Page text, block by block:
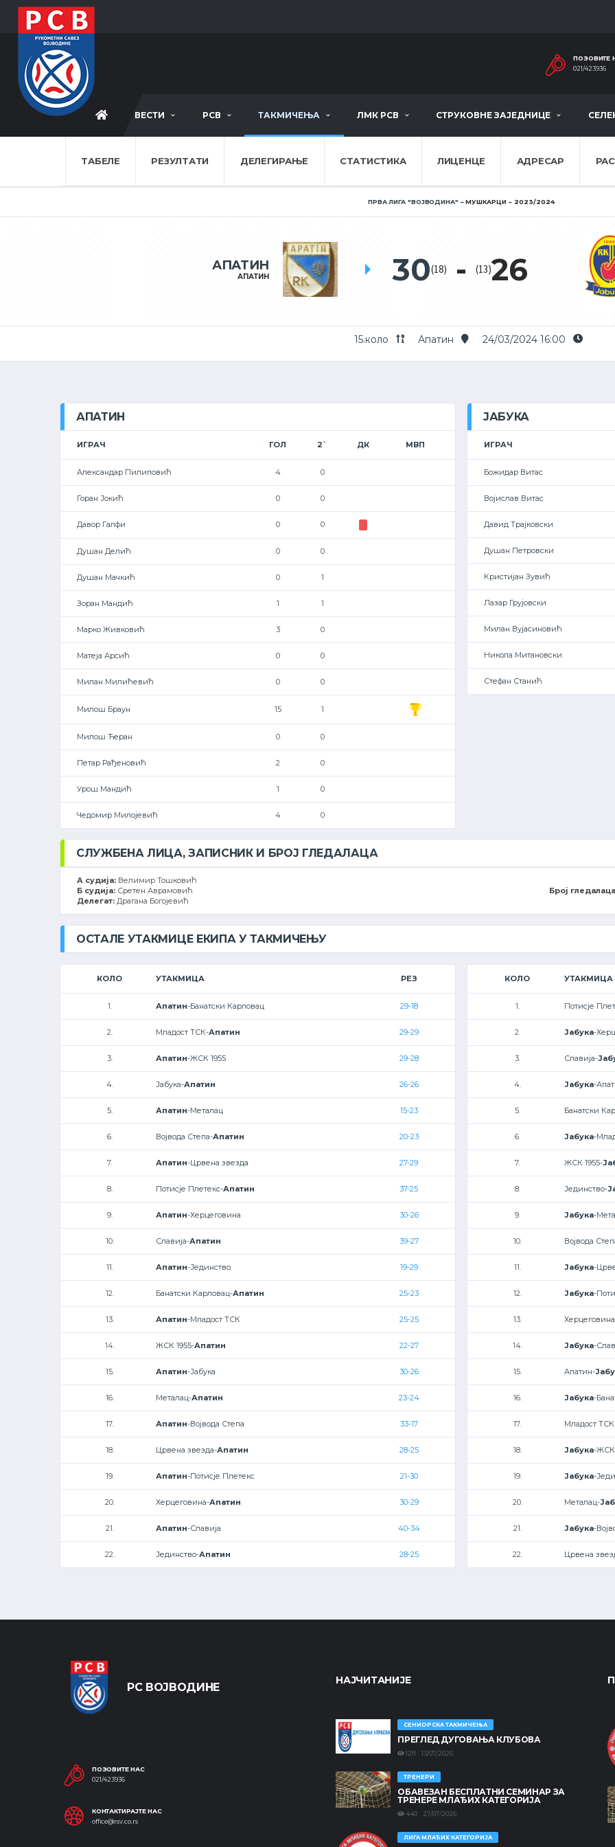
ПОЗОВИТЕ
021/423936
ВЕСТИ РСВ ТАКМИЧЕЊА ЛМК РСВ СТРУКОВНЕ ЗАЈЕДНИЦЕ
ТАБЕЛЕ РЕЗУЛТАТИ ДЕЛЕГИРАЊЕ СТАТИСТИКА ЛИЦЕНЦЕ АДРЕСАР
ПРВА ЛИГА ''ВОЈВОДИНА'' МУШКАРЦИ 2023/2024
АПАТИН
АПАТИН 30(18) (13)26
15.коло Апатин 24/03/2024 16:00
АПАТИН
ИГРАЧ ГОЛ 2` ДК МВП
Александар Пилиповић 4 0
Горан Јокић 0 0
Давор Галфи 0 0
Душан Делић 0 0
Душан Мачкић 0 1
Зоран Мандић 1 1
Марко Живковић 3 0
Матеја Арсић 0 0
Милан Милићевић 0 0
Милош Браун 15 1
Милош Ћеран 0 0
Петар Рађеновић 2 0
Урош Мандић 1 0
Чедомир Милојевић 4 0
ЈАБУКА
ИГРАЧ
Божидар Витас
Војислав Витас
Давид Трајковски
Душан Петровски
Кристијан Зувић
Лазар Грујовски
Милан Вујасиновић
Никола Митановски
Стефан Станић
СЛУЖБЕНА ЛИЦА, ЗАПИСНИК И БРОЈ ГЛЕДАЛАЦА
А судија: Велимир Тошковић
Б судија: Сретен Аврамовић
Делегат: Драгана Богојевић
Број
ОСТАЛЕ УТАКМИЦЕ ЕКИПА У ТАКМИЧЕЊУ
КОЛО УТАКМИЦА РЕЗ
1. Апатин-Банатски Карловац 29-18
2. Младост ТСК-Апатин 29-29
3. Апатин-ЖСК 1955 29-28
4. Јабука-Апатин 26-26
5. Апатин-Металац 15-23
6. Војвода Степа-Апатин 20-23
7. Апатин-Црвена звезда 27-29
8. Потисје Плетекс-Апатин 37-25
9. Апатин-Херцеговина 30-26
10. Славија-Апатин 39-27
11. Апатин-Јединство 19-29
12. Банатски Карловац-Апатин 25-23
13. Апатин-Младост ТСК 25-25
14. ЖСК 1955-Апатин 22-27
15. Апатин-Јабука 30-26
16. Металац-Апатин 23-24
17. Апатин-Војвода Степа 33-17
18. Црвена звезда-Апатин 28-25
19. Апатин-Потисје Плетекс 21-30
20. Херцеговина-Апатин 30-29
21. Апатин-Славија 40-34
22. Јединство-Апатин 28-25
КОЛО УТАКМИЦА
1. Потисје
2. Јабука-
3. Славија-
4. Јабука-
5. Банатски
6. Јабука-
7. ЖСК 1955-
8. Јединство-
9. Јабука-
10. Војвода
11. Јабука-
12. Јабука-
13.
14. Јабука-
15. Апатин-
16. Јабука-
17. Младост
18. Јабука-ЖСК
19. Јабука-
20. Металац-
21. Јабука-
22. Црвена
РС ВОЈВОДИНЕ
ПОЗОВИТЕ НАС
021/423936
КОНТАКТИРАЈТЕ НАС
office@rsv.co.rs
НАЈЧИТАНИЈЕ
СЕНИОРСКА ТАКМИЧЕЊА
ПРЕГЛЕД ДУГОВАЊА КЛУБОВА
1211 13/07/2026
ТРЕНЕРИ
ОБАВЕЗАН БЕСПЛАТНИ СЕМИНАР ЗА
ТРЕНЕРЕ МЛАЂИХ КАТЕГОРИЈА
440 27/07/2026
ЛИГА МЛАЂИХ КАТЕГОРИЈА